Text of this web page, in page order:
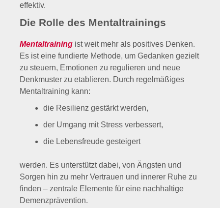
effektiv.
Die Rolle des Mentaltrainings
Mentaltraining ist weit mehr als positives Denken.
Es ist eine fundierte Methode, um Gedanken gezielt
zu steuern, Emotionen zu regulieren und neue
Denkmuster zu etablieren. Durch regelmäßiges
Mentaltraining kann:
die Resilienz gestärkt werden,
der Umgang mit Stress verbessert,
die Lebensfreude gesteigert
werden. Es unterstützt dabei, von Ängsten und
Sorgen hin zu mehr Vertrauen und innerer Ruhe zu
finden – zentrale Elemente für eine nachhaltige
Demenzprävention.